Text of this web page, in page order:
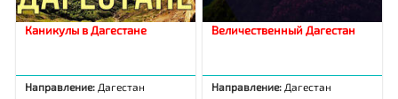
Каникулы в Дагестане
Направление: Дагестан
Величественный Дагестан
Направление: Дагестан